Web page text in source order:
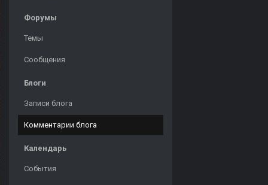
Форумы
Темы
Сообщения
Блоги
Записи блога
Комментарии блога
Календарь
События